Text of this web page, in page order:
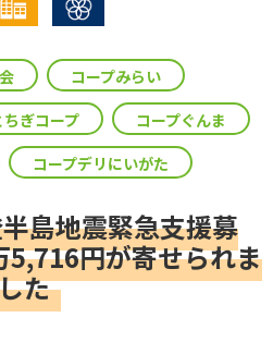
コープみらい
ちぎコープ
コープぐんま
コープデリにいがた
島地震緊急支援募
円が寄せられま
た